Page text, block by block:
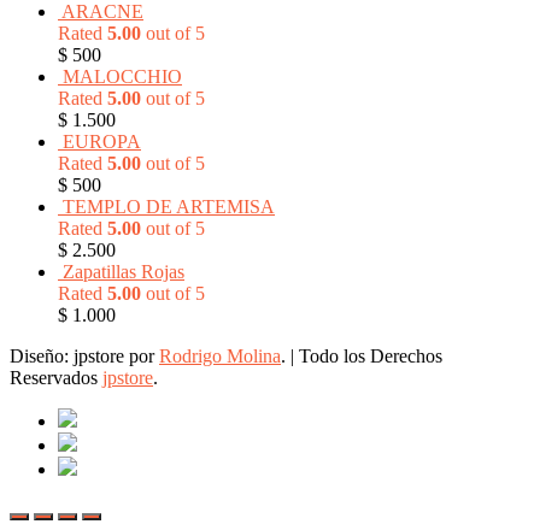
ARACNE
Rated 5.00 out of 5
$ 500
MALOCCHIO
Rated 5.00 out of 5
$ 1.500
EUROPA
Rated 5.00 out of 5
$ 500
TEMPLO DE ARTEMISA
Rated 5.00 out of 5
$ 2.500
Zapatillas Rojas
Rated 5.00 out of 5
$ 1.000
Diseño: jpstore porRodrigo Molina. | Todo los Derechos
Reservados jpstore.